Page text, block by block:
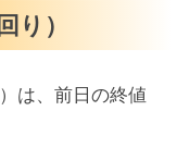
り）
は、前日の終値